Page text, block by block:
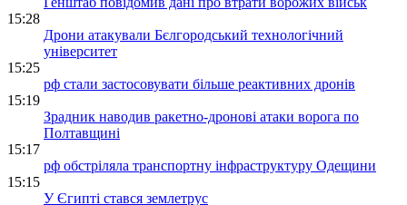
15:28
Дрони атакували Бєлгородський технологічний
університет
15:25
рф стали застосовувати більше реактивних дронів
15:19
Зрадник наводив ракетно-дронові атаки ворога по
Полтавщині
15:17
рф обстріляла транспортну інфраструктуру Одещини
15:15
У Єгипті стався землетрус